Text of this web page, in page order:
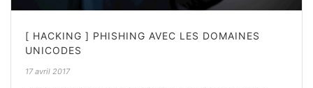
[ HACKING ] PHISHING AVEC LES DOMAINES
UNICODES
17 avril 2017